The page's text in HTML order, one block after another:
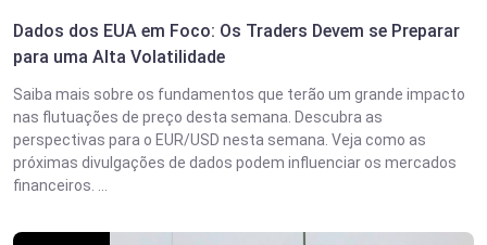
Dados dos EUA em Foco: Os Traders Devem se Preparar
para uma Alta Volatilidade
Saiba mais sobre os fundamentos que terão um grande impacto
nas flutuações de preço desta semana. Descubra as
perspectivas para o EUR/USD nesta semana. Veja como as
próximas divulgações de dados podem influenciar os mercados
financeiros. ...